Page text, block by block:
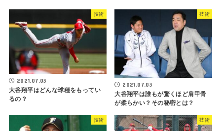
技術
2021.07.03
大谷翔平はどんな球種をもってい
るの？
技術
2021.07.03
大谷翔平は誰もが驚くほど肩甲骨
が柔らかい？その秘密とは？
技術 技術